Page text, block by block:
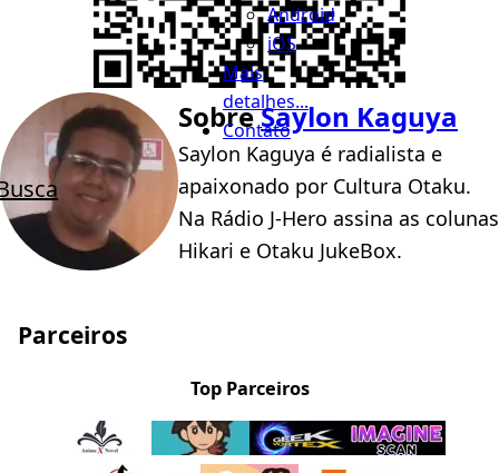
Android
iOS
Mais
detalhes...
Contato
SobreSaylon Kaguya
Saylon Kaguya é radialista e
apaixonado por Cultura Otaku.
Na Rádio J-Hero assina as colunas
Hikari e Otaku JukeBox.
Parceiros
Top Parceiros